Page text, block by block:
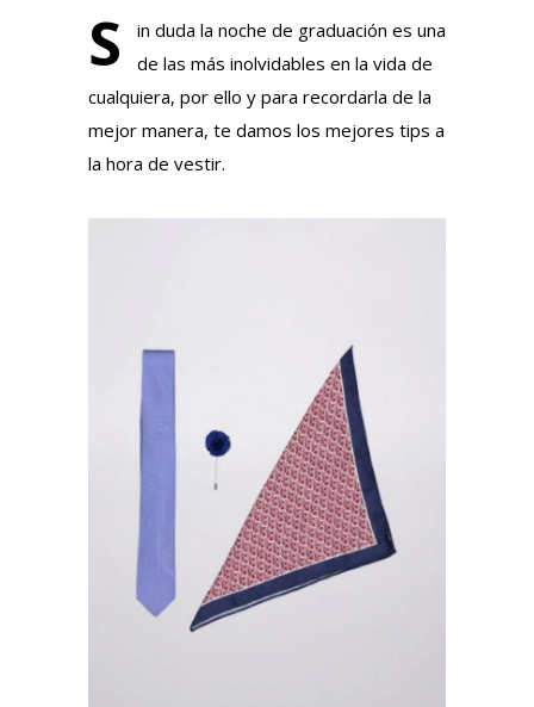
S
in duda la noche de graduación es una
de las más inolvidables en la vida de
cualquiera, por ello y para recordarla de la
mejor manera, te damos los mejores tips a
la hora de vestir.